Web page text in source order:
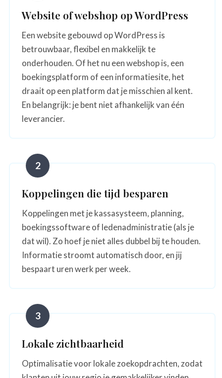
Website of webshop op WordPress
Een website gebouwd op WordPress is
betrouwbaar, flexibel en makkelijk te
onderhouden. Of het nu een webshop is, een
boekingsplatform of een informatiesite, het
draait op een platform dat je misschien al kent.
En belangrijk: je bent niet afhankelijk van één
leverancier.
2
Koppelingen die tijd besparen
Koppelingen met je kassasysteem, planning,
boekingssoftware of ledenadministratie (als je
dat wil). Zo hoef je niet alles dubbel bij te houden.
Informatie stroomt automatisch door, en jij
bespaart uren werk per week.
3
Lokale zichtbaarheid
Optimalisatie voor lokale zoekopdrachten, zodat